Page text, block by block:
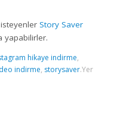
isteyenlerStory Saver
yapabilirler.
hikaye indirme,
indirme, storysaver.Yer